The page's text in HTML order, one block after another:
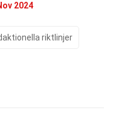
2024
riktlinjer